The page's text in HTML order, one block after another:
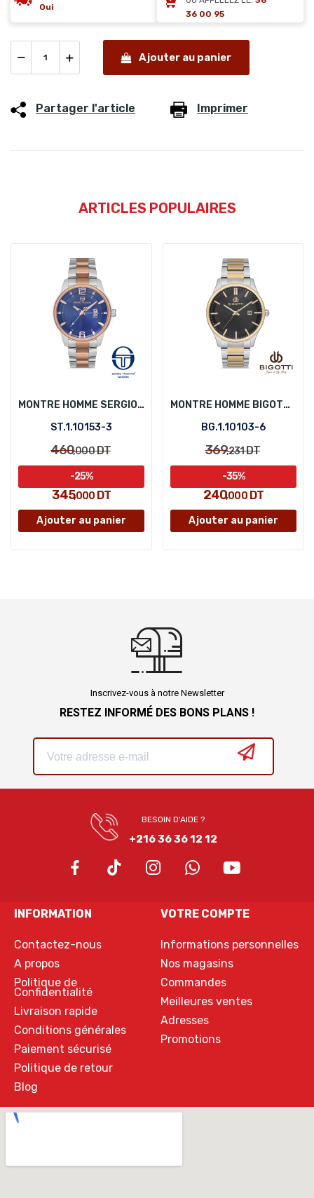
Oui
36 00 95
Ajouter au panier
Partager l'article Imprimer
ARTICLES POPULAIRES
MONTRE HOMME SERGIO TACCHINI ST.1.10153-3
ST.1.10153-3
460,000DT
345,000 DT
-25%
Ajouter au panier
MONTRE HOMME BIGOTTI BG.1.10103-6
BG.1.10103-6
369,231DT
240,000DT
-35%
Ajouter au panier
Inscrivez-vous à notre Newsletter
RESTEZ INFORMÉ DES BONS PLANS !
BESOIN D'AIDE ?
+216 36 36 12 12
INFORMATION
Contactez-nous
A propos
Politique de
Confidentialité
Livraison rapide
Conditions générales
Paiement sécurisé
Politique de retour
Blog
VOTRE COMPTE
Informations personnelles
Nos magasins
Commandes
Meilleures ventes
Adresses
Promotions